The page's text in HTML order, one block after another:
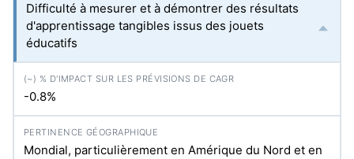
Difficulté à mesurer et à démontrer des résultats
d'apprentissage tangibles issus des jouets
éducatifs
-0.8%
Mondial, particulièrement en Amérique du Nord et en